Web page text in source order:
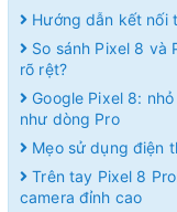
Hướng dẫn kết nối
So sánh Pixel 8 và
rõ rệt?
Google Pixel 8:
như dòng Pro
Mẹo sử dụng điện
Trên tay Pixel 8
camera đỉnh cao